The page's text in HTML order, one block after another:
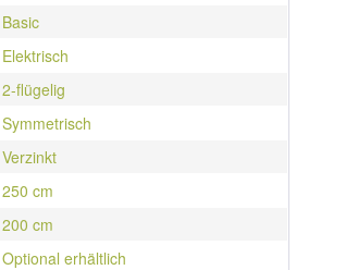
Basic
Elektrisch
2-flügelig
Symmetrisch
Verzinkt
250 cm
200 cm
Optional erhältlich